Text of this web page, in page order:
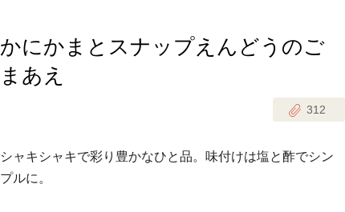
かにかまとスナップえんどうのご
まあえ
312
シャキシャキで彩り豊かなひと品。味付けは塩と酢でシン
プルに。
ひとさじのときめき時間
3日分ごはんセット（2人分）
主菜 副菜
サラダ・あえもの
おつまみ おやつ・デザート
コトコト
Kinari
ぷれーんぺいじ